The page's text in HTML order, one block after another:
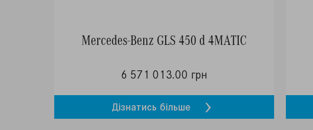
Mercedes-Benz GLS 450 d 4MATIC
6 571 013.00 грн
Дізнатись більше